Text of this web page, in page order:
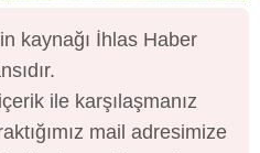
kaynağı İhlas Haber
ile karşılaşmanız
mail adresimize